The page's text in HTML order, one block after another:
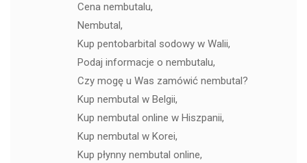
Cena nembutalu,
Nembutal,
Kup pentobarbital sodowy w Walii,
Podaj informacje o nembutalu,
Czy mogę u Was zamówić nembutal?
Kup nembutal w Belgii,
Kup nembutal online w Hiszpanii,
Kup nembutal w Korei,
Kup płynny nembutal online,